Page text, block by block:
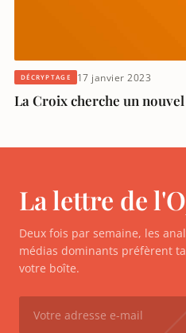
DÉCRYPTAGE 17 janvier 2023
La Croix cherche un
La lettre de
Deux fois par semaine, les
médias dominants préfèrent
votre boîte.